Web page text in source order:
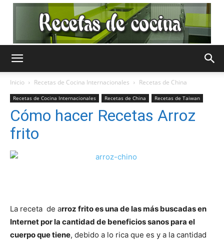
Cocina
Inicio Recetas de Cocina Internacionales Recetas de China
Recetas de Cocina Internacionales Recetas de China Recetas de Taiwan
Cómo hacer Recetas Arroz
frito
La receta de arroz frito es una de las más buscadas en
Internet por la cantidad de beneficios sanos para el
cuerpo que tiene, debido a lo rica que es y a la cantidad